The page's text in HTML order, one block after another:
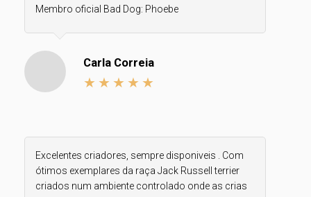
Membro oficial Bad Dog: Phoebe
Carla Correia
Excelentes criadores, sempre disponiveis . Com
ótimos exemplares da raça Jack Russell terrier
criados num ambiente controlado onde as crias